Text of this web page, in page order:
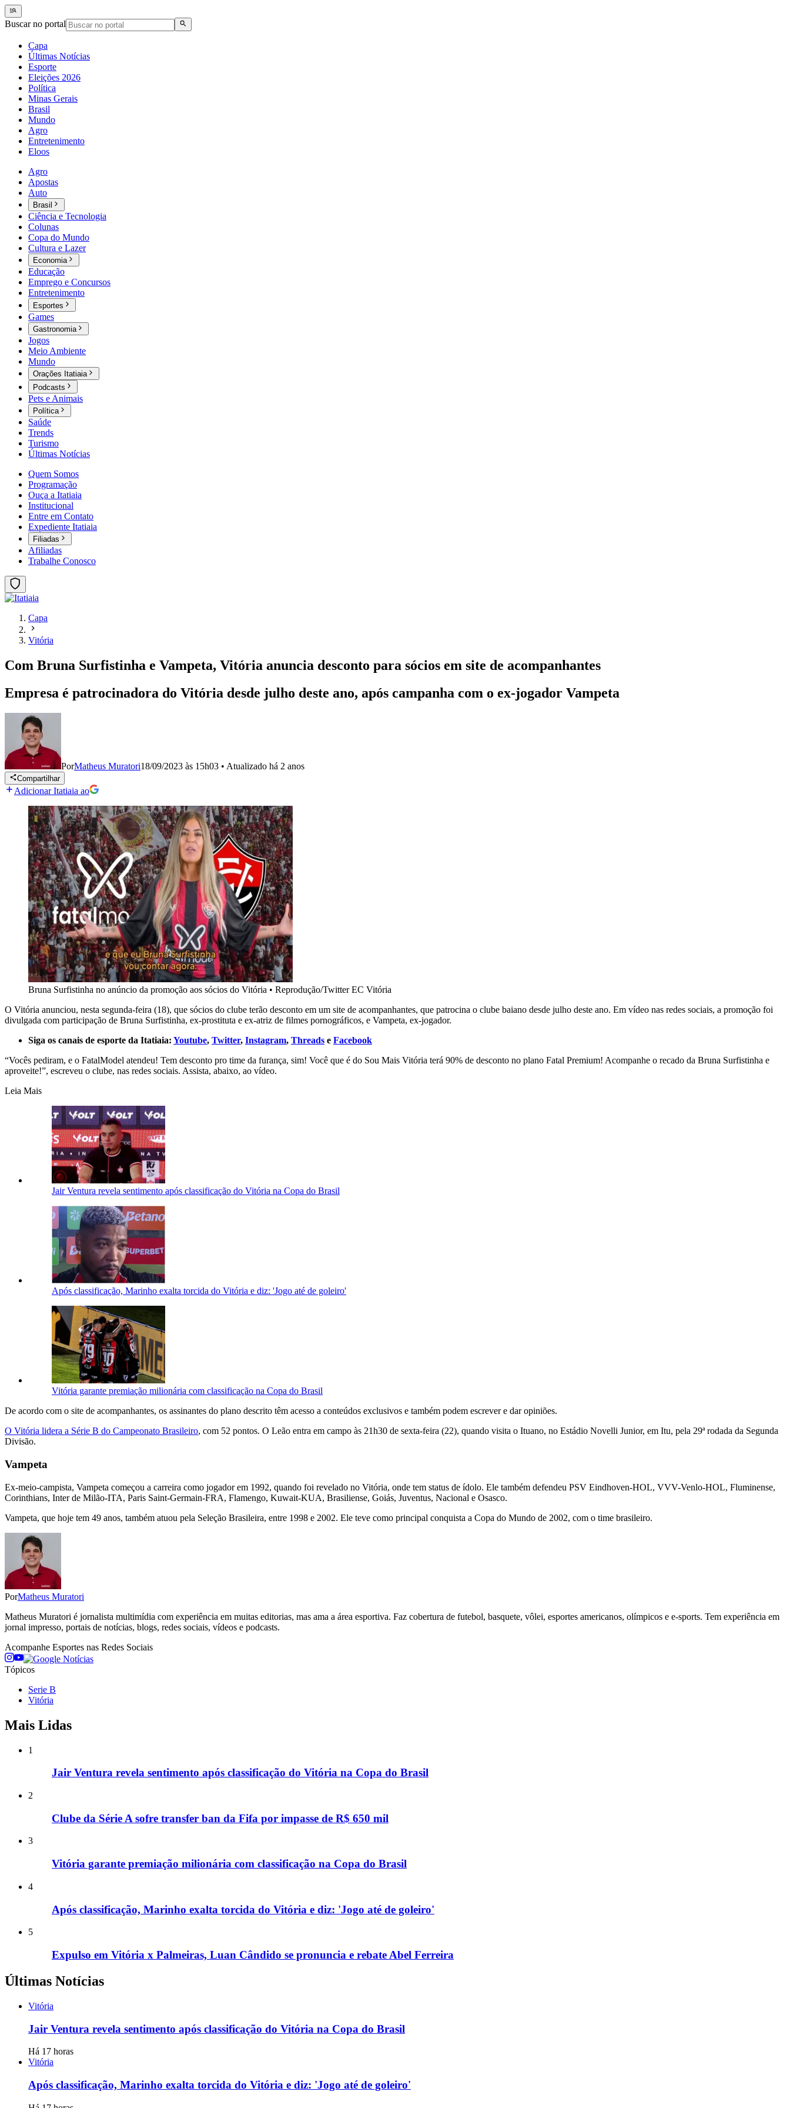
Buscar no portal
Capa
Últimas Notícias
Esporte
Eleições 2026
Política
Minas Gerais
Brasil
Mundo
Agro
Entretenimento
Eloos
Agro
Apostas
Auto
Brasil
Ciência e Tecnologia
Colunas
Copa do Mundo
Cultura e Lazer
Economia
Educação
Emprego e Concursos
Entretenimento
Esportes
Games
Gastronomia
Jogos
Meio Ambiente
Mundo
Orações Itatiaia
Podcasts
Pets e Animais
Política
Saúde
Trends
Turismo
Últimas Notícias
Quem Somos
Programação
Ouça a Itatiaia
Institucional
Entre em Contato
Expediente Itatiaia
Filiadas
Afiliadas
Trabalhe Conosco
Capa
Vitória
Com Bruna Surfistinha e Vampeta, Vitória anuncia desconto para sócios em site de acompanhantes
Empresa é patrocinadora do Vitória desde julho deste ano, após campanha com o ex-jogador Vampeta
PorMatheus Muratori18/09/2023 às 15h03 • Atualizado há 2 anos
Compartilhar
Adicionar Itatiaia ao
Bruna Surfistinha no anúncio da promoção aos sócios do Vitória • Reprodução/Twitter EC Vitória
O Vitória anunciou, nesta segunda-feira (18), que sócios do clube terão desconto em um site de acompanhantes, que patrocina o clube baiano desde julho deste ano. Em vídeo nas redes sociais, a promoção foi
divulgada com participação de Bruna Surfistinha, ex-prostituta e ex-atriz de filmes pornográficos, e Vampeta, ex-jogador.
Siga os canais de esporte da Itatiaia: Youtube, Twitter, Instagram, Threads e Facebook
“Vocês pediram, e o FatalModel atendeu! Tem desconto pro time da furança, sim! Você que é do Sou Mais Vitória terá 90% de desconto no plano Fatal Premium! Acompanhe o recado da Bruna Surfistinha e
aproveite!”, escreveu o clube, nas redes sociais. Assista, abaixo, ao vídeo.
Leia Mais
Jair Ventura revela sentimento após classificação do Vitória na Copa do Brasil
Após classificação, Marinho exalta torcida do Vitória e diz: 'Jogo até de goleiro'
Vitória garante premiação milionária com classificação na Copa do Brasil
De acordo com o site de acompanhantes, os assinantes do plano descrito têm acesso a conteúdos exclusivos e também podem escrever e dar opiniões.
O Vitória lidera a Série B do Campeonato Brasileiro, com 52 pontos. O Leão entra em campo às 21h30 de sexta-feira (22), quando visita o Ituano, no Estádio Novelli Junior, em Itu, pela 29ª rodada da Segunda
Divisão.
Vampeta
Ex-meio-campista, Vampeta começou a carreira como jogador em 1992, quando foi revelado no Vitória, onde tem status de ídolo. Ele também defendeu PSV Eindhoven-HOL, VVV-Venlo-HOL, Fluminense,
Corinthians, Inter de Milão-ITA, Paris Saint-Germain-FRA, Flamengo, Kuwait-KUA, Brasiliense, Goiás, Juventus, Nacional e Osasco.
Vampeta, que hoje tem 49 anos, também atuou pela Seleção Brasileira, entre 1998 e 2002. Ele teve como principal conquista a Copa do Mundo de 2002, com o time brasileiro.
PorMatheus Muratori
Matheus Muratori é jornalista multimídia com experiência em muitas editorias, mas ama a área esportiva. Faz cobertura de futebol, basquete, vôlei, esportes americanos, olímpicos e e-sports. Tem experiência em
jornal impresso, portais de notícias, blogs, redes sociais, vídeos e podcasts.
Acompanhe Esportes nas Redes Sociais
Tópicos
Serie B
Vitória
Mais Lidas
1
Jair Ventura revela sentimento após classificação do Vitória na Copa do Brasil
2
Clube da Série A sofre transfer ban da Fifa por impasse de R$ 650 mil
3
Vitória garante premiação milionária com classificação na Copa do Brasil
4
Após classificação, Marinho exalta torcida do Vitória e diz: 'Jogo até de goleiro'
5
Expulso em Vitória x Palmeiras, Luan Cândido se pronuncia e rebate Abel Ferreira
Últimas Notícias
Vitória
Jair Ventura revela sentimento após classificação do Vitória na Copa do Brasil
Há 17 horas
Vitória
Após classificação, Marinho exalta torcida do Vitória e diz: 'Jogo até de goleiro'